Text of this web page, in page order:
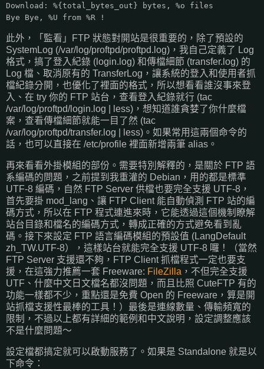
Download: %{total_bytes_out} bytes, %o files
Bye Bye, %U from %R !
此外，「監看」FTP 狀態對開站是很重要的，除了預設的
SystemLog (/var/log/proftpd/proftpd.log)，我自己定義了 Log
格式，搞了登入紀錄 (login.log) 和傳檔細節 (transfer.log) 的
Log 檔、取消原有的 TransferLog，讓系統的登入和使用者抓
檔紀錄分開，也優化了裡面的格式，所以想看看誰沒事來登
入、在 try 你的 FTP 站台，查看登入紀錄就行 (tac
/var/log/proftpd/login.log | less)，想知道誰貪婪了你什麼檔
案，查看傳檔細節就能一目了然 (tac
/var/log/proftpd/transfer.log | less)。如果常用這兩個命令的
話，也可以直接在 /etc/profile 裡面新增兩筆 alias。
再來看看外掛模組的部份。需要特別解釋的，是關於 FTP 語
系編碼的問題，之前提到我重灌的 Debian，用的都是標準
UTF-8 編碼，自然 FTP Server 供檔也要完全支援 UTF-8，
首先要掛 mod_lang、讓 FTP Client 能自動偵測 FTP 站的編
碼方式，所以在 FTP 程式連進來時，它能透過這個機制瞭解
站台目錄和檔名的編碼方式，轉成正確的方式避免看到亂
碼。接下來設定 FTP 語言編碼模組的預設值 (LangDefault
zh_TW.UTF-8），這樣站台就能完全支援 UTF-8 囉！（當然
FTP Server 支援還不夠，FTP Client 抓檔程式一定也要支
援，在這強力推薦一套 Freeware: FileZilla ，不但完全支援
UTF、什麼中文日文檔名都沒問題，而且比照 CuteFTP 有的
功能一樣都不少，重點還是免費 Open 的 Freeware，算是開
站抓檔支援性最棒的工具！）最後是連線數量、傳輸頻寬的
限制，不過以上都有詳細的範例和中文說明，設定調整應該
不是什麼問題～
設定檔都搞定就可以啟動服務了。如果是 Standalone 就是以
下命令：